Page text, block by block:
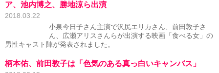
ア、池内博之、勝地涼ら出演
2018.03.22
小泉今日子さん主演で沢尻エリカさん、前田敦子さ
ん、広瀬アリスさんらが出演する映画「食べる女」の
男性キャスト陣が発表されました。
柄本佑、前田敦子は「色気のある真っ白いキャンバス」